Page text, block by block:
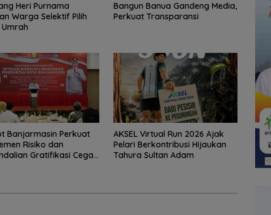
Heri Purnama
Warga Selektif Pilih
Bangun Banua Gandeng Media,
Perkuat Transparansi
Banjarmasin Perkuat
Risiko dan
Gratifikasi Cegah
AKSEL Virtual Run 2026 Ajak
Pelari Berkontribusi Hijaukan
Tahura Sultan Adam